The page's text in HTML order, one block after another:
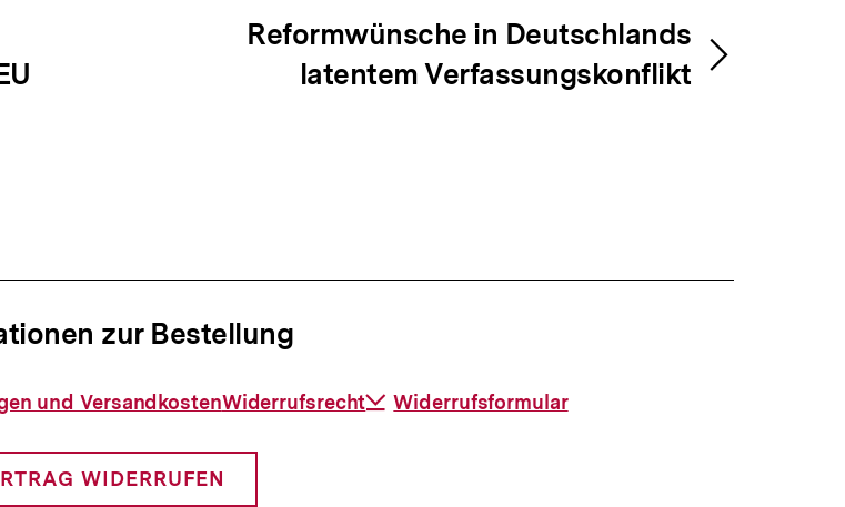
Reformwünsche in Deutschlands
latentem Verfassungskonflikt
zur Bestellung
Informationen
und VersandkostenWiderrufsrecht
Download-
Widerrufsformular
WIDERRUFEN